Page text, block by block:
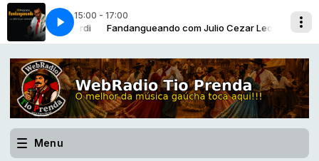
15:00 - 17:00
Leonardi Fandangueando com Julio Cezar Leonardi
479 BLOCO 07 - FANDANGUEANDO 479
Menu